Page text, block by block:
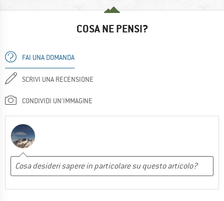
COSA NE PENSI?
FAI UNA DOMANDA
SCRIVI UNA RECENSIONE
CONDIVIDI UN'IMMAGINE